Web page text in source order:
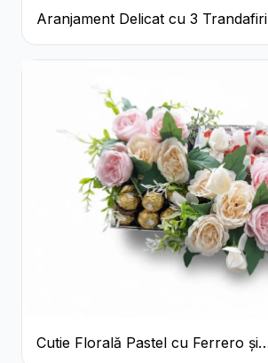
Aranjament Delicat cu 3 Trandafiri
Roz în Cutie Albă
Cutie Florală Pastel cu Ferrero și